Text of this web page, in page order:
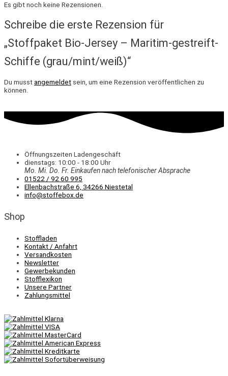
Es gibt noch keine Rezensionen.
Schreibe die erste Rezension für
„Stoffpaket Bio-Jersey – Maritim-gestreift-
Schiffe (grau/mint/weiß)“
Du musstangemeldet sein, um eine Rezension veröffentlichen zu
können.
Öffnungszeiten Ladengeschäft
dienstags: 10:00 - 18:00 Uhr
Mo. Mi. Do. Fr. Einkaufennach telefonischer Absprache
01522 / 92 60 995
Ellenbachstraße 6, 34266 Niestetal
info@stoffebox.de
Shop
Stoffladen
Kontakt / Anfahrt
Versandkosten
Newsletter
Gewerbekunden
Stofflexikon
Unsere Partner
Zahlungsmittel